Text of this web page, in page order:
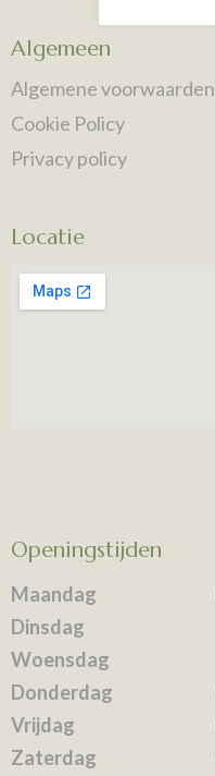
Algemeen
Algemene voorwaarden
Cookie Policy
Privacy policy
Locatie
Openingstijden
Maandag
Dinsdag
Woensdag
Donderdag
Vrijdag
Zaterdag